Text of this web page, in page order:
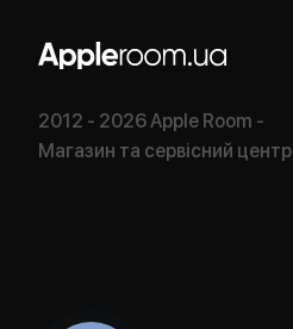
2012 - 2026 Apple Room -
Магазин та сервісний центр